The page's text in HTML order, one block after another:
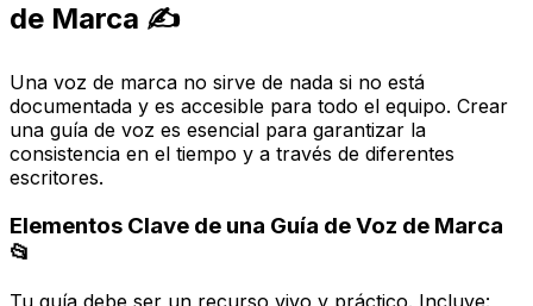
de Marca ✍️
Una voz de marca no sirve de nada si no está
documentada y es accesible para todo el equipo. Crear
una guía de voz es esencial para garantizar la
consistencia en el tiempo y a través de diferentes
escritores.
Elementos Clave de una Guía de Voz de Marca
📂
Tu guía debe ser un recurso vivo y práctico. Incluye: